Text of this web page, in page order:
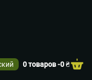
0 товаров -0₴